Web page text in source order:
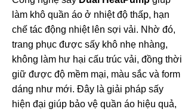
làm khô quần áo ở nhiệt độ thấp, hạn
chế tác động nhiệt lên sợi vải. Nhờ đó,
trang phục được sấy khô nhẹ nhàng,
không làm hư hại cấu trúc vải, đồng thời
giữ được độ mềm mại, màu sắc và form
dáng như mới. Đây là giải pháp sấy
hiện đại giúp bảo vệ quần áo hiệu quả,